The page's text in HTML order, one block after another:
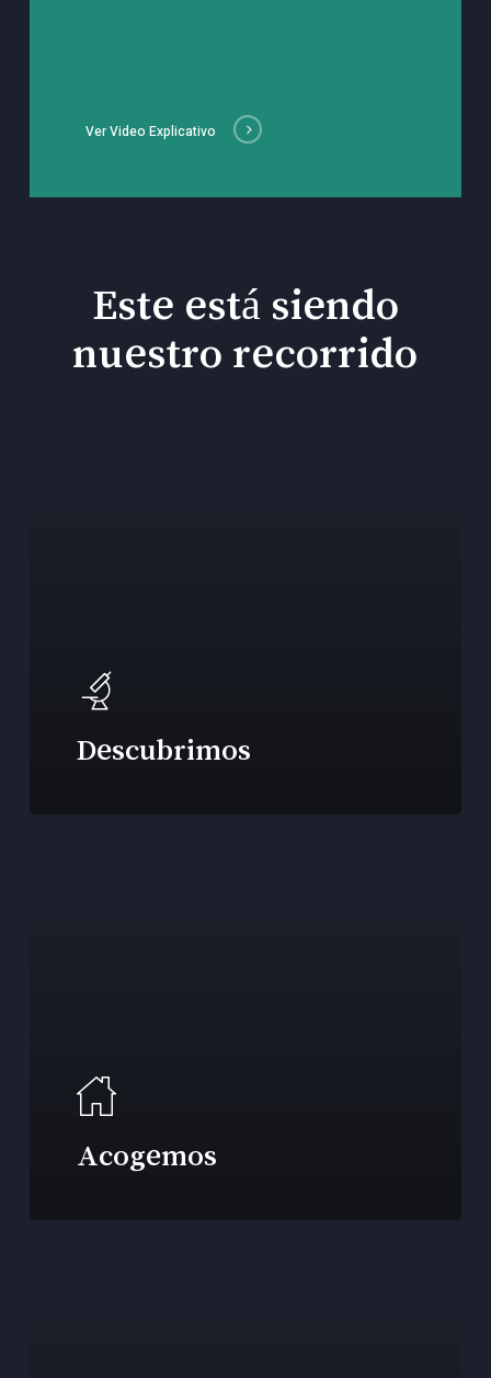
Ver Video Explicativo
Este está siendo
nuestro recorrido
Descubrimos
Acogemos